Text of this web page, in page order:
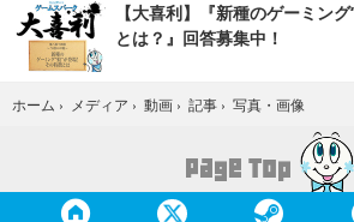
【大喜利】『新種のゲーミン
とは？』回答募集中！
ホーム › メディア › 動画 › 記事 › 写真・画像